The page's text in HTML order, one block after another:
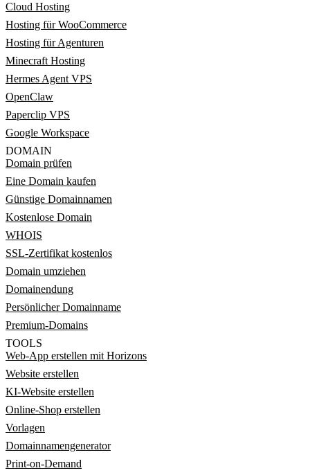
Cloud Hosting
Hosting für WooCommerce
Hosting für Agenturen
Minecraft Hosting
Hermes Agent VPS
OpenClaw
Paperclip VPS
Google Workspace
DOMAIN
Domain prüfen
Eine Domain kaufen
Günstige Domainnamen
Kostenlose Domain
WHOIS
SSL-Zertifikat kostenlos
Domain umziehen
Domainendung
Persönlicher Domainname
Premium-Domains
TOOLS
Web-App erstellen mit Horizons
Website erstellen
KI-Website erstellen
Online-Shop erstellen
Vorlagen
Domainnamengenerator
Print-on-Demand